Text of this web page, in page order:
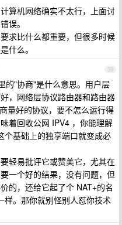
算机网络确实不太行，上面讨
误。
求比什么都重要，但很多时候
什么。
39
的"协商"是什么意思。用户层
，网络层协议路由器和路由器
量好的协议，要不怎么运行得
着回收公网 IPV4 ，你能理解
个基础上的独享端口就变成必
轻易批评它或赞美它，尤其在
一个好的结果，没有问题，但
的，还给它起了个 NAT+的名
样。那你就别怪别人怼你技术